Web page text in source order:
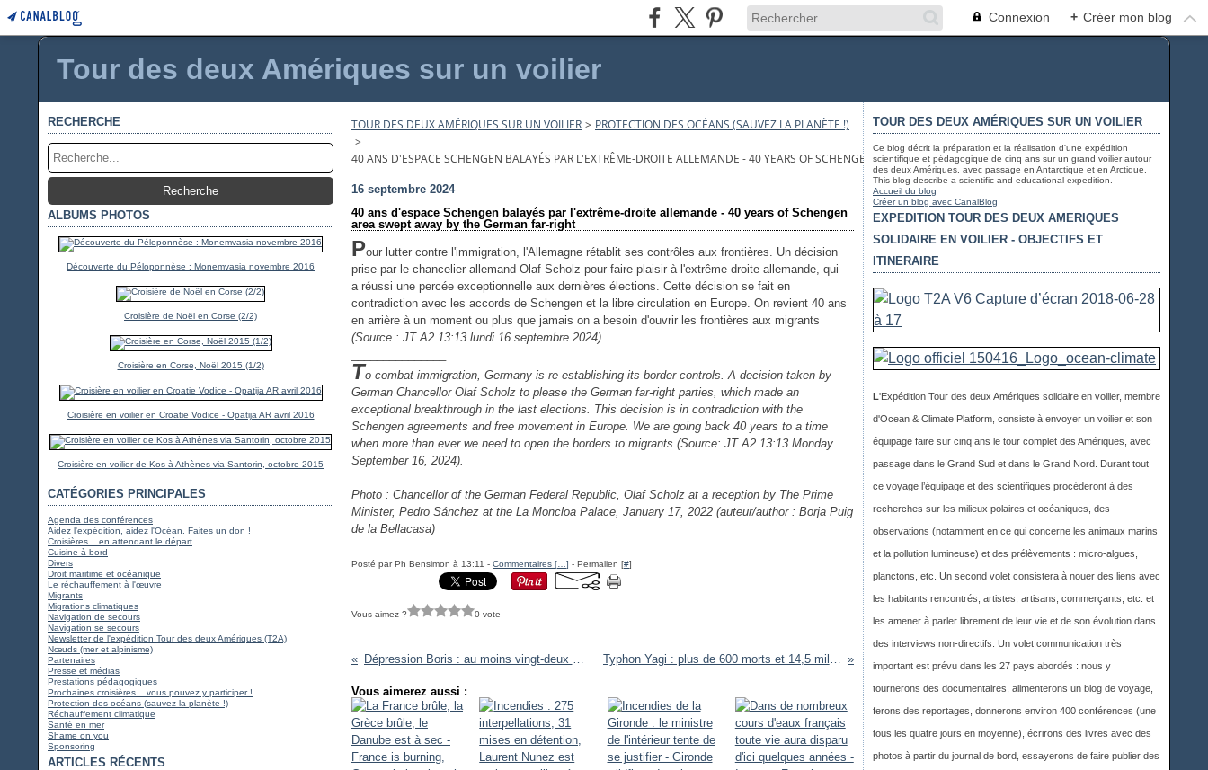
Connexion + Créer mon blog
Tour des deux Amériques sur un voilier
RECHERCHE
ALBUMS PHOTOS
Découverte du Péloponnèse : Monemvasia novembre 2016
Croisière de Noël en Corse (2/2)
Croisière en Corse, Noël 2015 (1/2)
Croisière en voilier en Croatie Vodice - Opatija AR avril 2016
Croisière en voilier de Kos à Athènes via Santorin, octobre 2015
CATÉGORIES PRINCIPALES
Agenda des conférences
Aidez l'expédition, aidez l'Océan. Faites un don !
Croisières... en attendant le départ
Cuisine à bord
Divers
Droit maritime et océanique
Le réchauffement à l'œuvre
Migrants
Migrations climatiques
Navigation de secours
Navigation se secours
Newsletter de l'expédition Tour des deux Amériques (T2A)
Nœuds (mer et alpinisme)
Partenaires
Presse et médias
Prestations pédagogiques
Prochaines croisières... vous pouvez y participer !
Protection des océans (sauvez la planète !)
Réchauffement climatique
Santé en mer
Shame on you
Sponsoring
ARTICLES RÉCENTS
TOUR DES DEUX AMÉRIQUES SUR UN VOILIER > PROTECTION DES OCÉANS (SAUVEZ LA PLANÈTE !)
>
40 ANS D'ESPACE SCHENGEN BALAYÉS PAR L'EXTRÊME-DROITE ALLEMANDE - 40 YEARS OF SCHENGEN AREA SWEPT AWAY BY THE GERMAN FAR-RIGHT
16 septembre 2024
40 ans d'espace Schengen balayés par l'extrême-droite allemande - 40 years of Schengen
area swept away by the German far-right
Pour lutter contre l'immigration, l'Allemagne rétablit ses contrôles aux frontières. Un décision
prise par le chancelier allemand Olaf Scholz pour faire plaisir à l'extrême droite allemande, qui
a réussi une percée exceptionnelle aux dernières élections. Cette décision se fait en
contradiction avec les accords de Schengen et la libre circulation en Europe. On revient 40 ans
en arrière à un moment ou plus que jamais on a besoin d'ouvrir les frontières aux migrants
(Source : JT A2 13:13 lundi 16 septembre 2024).
To combat immigration, Germany is re-establishing its border controls. A decision taken by
German Chancellor Olaf Scholz to please the German far-right parties, which made an
exceptional breakthrough in the last elections. This decision is in contradiction with the
Schengen agreements and free movement in Europe. We are going back 40 years to a time
when more than ever we need to open the borders to migrants (Source: JT A2 13:13 Monday
September 16, 2024).
Photo : Chancellor of the German Federal Republic, Olaf Scholz at a reception by The Prime
Minister, Pedro Sánchez at the La Moncloa Palace, January 17, 2022 (auteur/author : Borja Puig
de la Bellacasa)
Posté par Ph Bensimon à 13:11 - Commentaires [ ] - Permalien [#]
Vous aimez ? 0 vote
Dépression Boris : au moins vingt-deux morts en Europe centrale - Boris Depression: At least twenty two dead in Central Europe Typhon Yagi : plus de 600 morts et 14,5 milliards de dollars de dégâts - Typhoon Yagi: More than 600 dead and $14.5 billion in damage
Vous aimerez aussi :
TOUR DES DEUX AMÉRIQUES SUR UN VOILIER
Ce blog décrit la préparation et la réalisation d'une expédition
scientifique et pédagogique de cinq ans sur un grand voilier autour
des deux Amériques, avec passage en Antarctique et en Arctique.
This blog describe a scientific and educational expedition.
Accueil du blog
Créer un blog avec CanalBlog
EXPEDITION TOUR DES DEUX AMERIQUES
SOLIDAIRE EN VOILIER - OBJECTIFS ET
ITINERAIRE
L'Expédition Tour des deux Amériques solidaire en voilier, membre
d'Ocean & Climate Platform, consiste à envoyer un voilier et son
équipage faire sur cinq ans le tour complet des Amériques, avec
passage dans le Grand Sud et dans le Grand Nord. Durant tout
ce voyage l’équipage et des scientifiques procéderont à des
recherches sur les milieux polaires et océaniques, des
observations (notamment en ce qui concerne les animaux marins
et la pollution lumineuse) et des prélèvements : micro-algues,
planctons, etc. Un second volet consistera à nouer des liens avec
les habitants rencontrés, artistes, artisans, commerçants, etc. et
les amener à parler librement de leur vie et de son évolution dans
des interviews non-directifs. Un volet communication très
important est prévu dans les 27 pays abordés : nous y
tournerons des documentaires, alimenterons un blog de voyage,
ferons des reportages, donnerons environ 400 conférences (une
tous les quatre jours en moyenne), écrirons des livres avec des
photos à partir du journal de bord, essayerons de faire publier des